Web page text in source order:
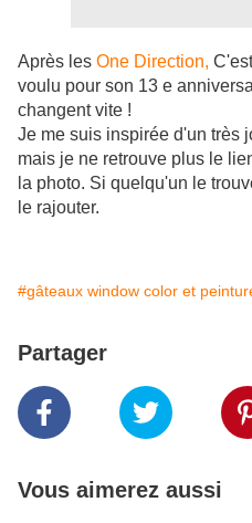
Après les One Direction,
voulu pour son 13 e
changent vite !
Je me suis inspirée d'un très
mais je ne retrouve plus le
la photo. Si quelqu'un le
le rajouter.
#gâteaux window color et
Partager
Vous aimerez aussi